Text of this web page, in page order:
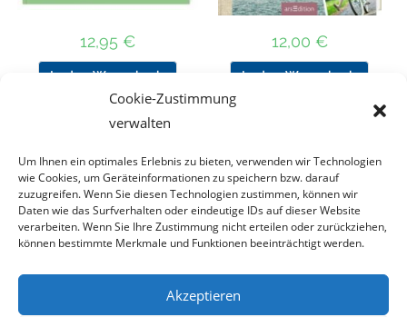
Cookie-Zustimmung
verwalten
Um Ihnen ein optimales Erlebnis zu bieten, verwenden wir Technologien
wie Cookies, um Geräteinformationen zu speichern bzw. darauf
zuzugreifen. Wenn Sie diesen Technologien zustimmen, können wir
Daten wie das Surfverhalten oder eindeutige IDs auf dieser Website
verarbeiten. Wenn Sie Ihre Zustimmung nicht erteilen oder zurückziehen,
können bestimmte Merkmale und Funktionen beeinträchtigt werden.
Akzeptieren
12,95 €
In den Warenkorb
12,00 €
In den Warenkorb
Nach Preis filtern
Kategorie
auswählen